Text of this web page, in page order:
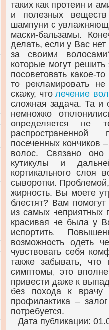
таких как протеин и
и полезных
шампуни с
маски-бальзамы.
делать, если у Вас
за своими
которые могут
посоветовать какое-
то рекламировать
скажу, чтолечение
сложная задача. Та и
немножко
определяется не
посеченных кончиков
волос. Связано оно
кутикулы и
кортикального слоя
сыворотки.
жирность. Вы моете
блестят? Вам
из самых неприятных
красивая не была у
испортить.
возможность одеть
чувствовать себя
также забывать, что
симптомы, это
привести даже к
без похода к врачу
профилактика –
потребуется.
Дата публикации: